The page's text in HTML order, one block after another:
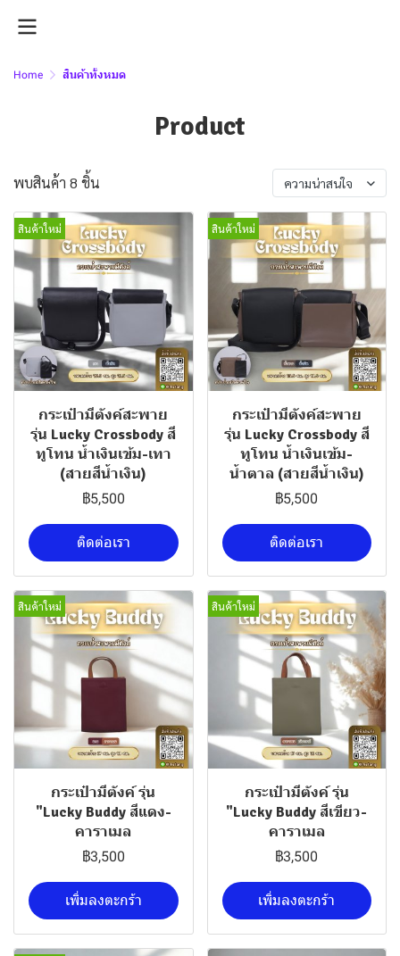
Home สินค้าทั้งหมด
Product
พบสินค้า 8 ชิ้น ความน่าสนใจ
สินค้าใหม่
กระเป๋ามีตังค์สะพาย
รุ่น Lucky Crossbody สี
ทูโทน น้ำเงินเข้ม-เทา
(สายสีน้ำเงิน)
฿5,500
ติดต่อเรา
สินค้าใหม่
กระเป๋ามีตังค์สะพาย
รุ่น Lucky Crossbody สี
ทูโทน น้ำเงินเข้ม-
น้ำตาล (สายสีน้ำเงิน)
฿5,500
ติดต่อเรา
สินค้าใหม่
กระเป๋ามีตังค์ รุ่น
"Lucky Buddy สีแดง-
คาราเมล
฿3,500
เพิ่มลงตะกร้า
สินค้าใหม่
กระเป๋ามีตังค์ รุ่น
"Lucky Buddy สีเขียว-
คาราเมล
฿3,500
เพิ่มลงตะกร้า